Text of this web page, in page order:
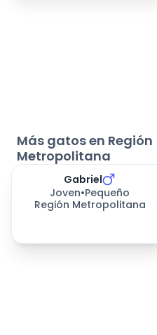
Más gatos en Región
Metropolitana
Gabriel
Joven•Pequeño
Región Metropolitana